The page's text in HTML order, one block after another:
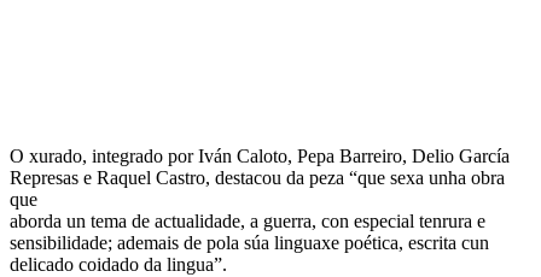
O xurado, integrado por Iván Caloto, Pepa Barreiro, Delio García
Represas e Raquel Castro, destacou da peza “que sexa unha obra
que
aborda un tema de actualidade, a guerra, con especial tenrura e
sensibilidade; ademais de pola súa linguaxe poética, escrita cun
delicado coidado da lingua”.